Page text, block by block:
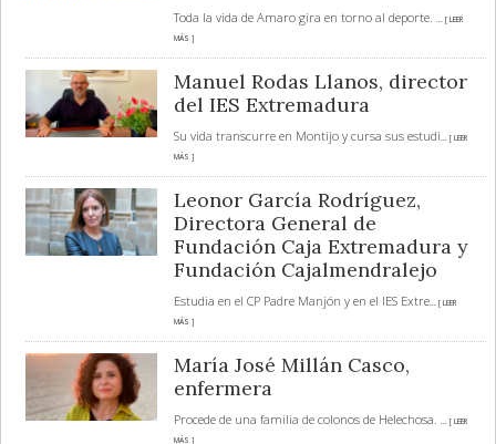
Toda la vida de Amaro gira en torno al deporte.
... [ LEER
MÁS ]
Manuel Rodas Llanos, director
del IES Extremadura
Su vida transcurre en Montijo y cursa sus estudi... [ LEER
MÁS ]
Leonor García Rodríguez,
Directora General de
Fundación Caja Extremadura y
Fundación Cajalmendralejo
Estudia en el CP Padre Manjón y en el IES Extre... [ LEER
MÁS ]
María José Millán Casco,
enfermera
Procede de una familia de colonos de Helechosa.
... [ LEER
MÁS ]